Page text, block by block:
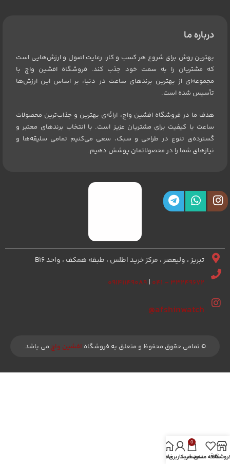
درباره ما
بهترین روش برای شروع هر کسب و کار، رعایت اصول و ارزش‌هایی است
که مشتریان را به سمت خود جذب کند. فروشگاه افشین واچ با
مجموعه‌ای از بهترین برندهای ساعت در دنیا، بر اساس این ارزش‌ها
تأسیس شده است.
هدف ما در فروشگاه افشین واچ، ارائه‌ی بهترین و جذاب‌ترین محصولات
ساعت با کیفیت برای مشتریان عزیز است. با انتخاب برندهای معتبر و
گسترده‌ی تنوع در طراحی و سبک، سعی می‌کنیم تمامی سلیقه‌ها و
نیازهای شما را در محصولاتمان پوشش دهیم.
تبریز ، ولیعصر ، مرکز خرید اطلس ، طبقه همکف ، واحد B16
۳۳۲۴۹۶۷۲ – ۰۴۱
|۰۹۱۴۱۱۴۹۰۸۹
afshinwatch@
© تمامی حقوق محفوظ و متعلق به فروشگاه افشین واچ می باشد.
علاقه مندی
0
سبد خرید
حساب کاربری من
خانه